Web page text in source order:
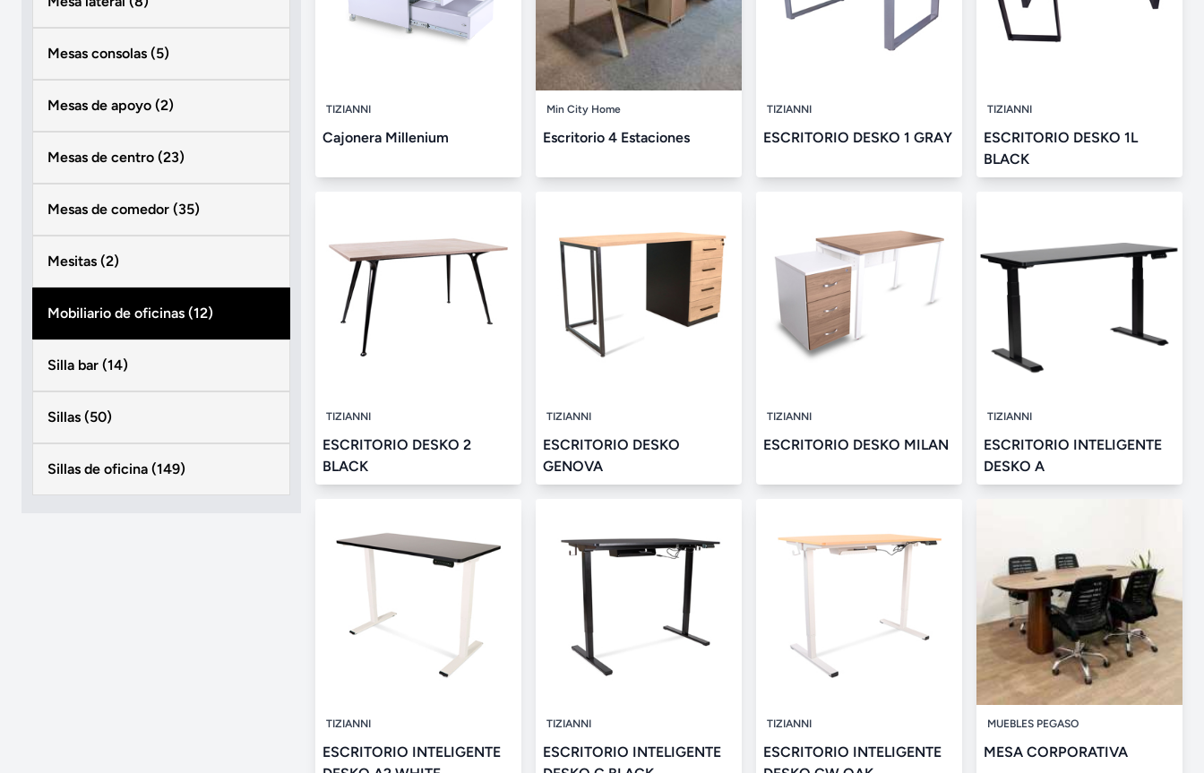
Mesas consolas (5)
Mesas de apoyo (2)
Mesas de centro (23)
Mesas de comedor (35)
Mesitas (2)
Mobiliario de oficinas (12)
Silla bar (14)
Sillas (50)
Sillas de oficina (149)
TIZIANNI
Cajonera Millenium
Min City Home
Escritorio 4 Estaciones
TIZIANNI
ESCRITORIO DESKO 1 GRAY
TIZIANNI
ESCRITORIO DESKO 1L
BLACK
TIZIANNI
ESCRITORIO DESKO 2
BLACK
TIZIANNI
ESCRITORIO DESKO
GENOVA
TIZIANNI
ESCRITORIO DESKO MILAN
TIZIANNI
ESCRITORIO INTELIGENTE
DESKO A
TIZIANNI
ESCRITORIO INTELIGENTE
TIZIANNI
ESCRITORIO INTELIGENTE
TIZIANNI
ESCRITORIO INTELIGENTE
MUEBLES PEGASO
MESA CORPORATIVA